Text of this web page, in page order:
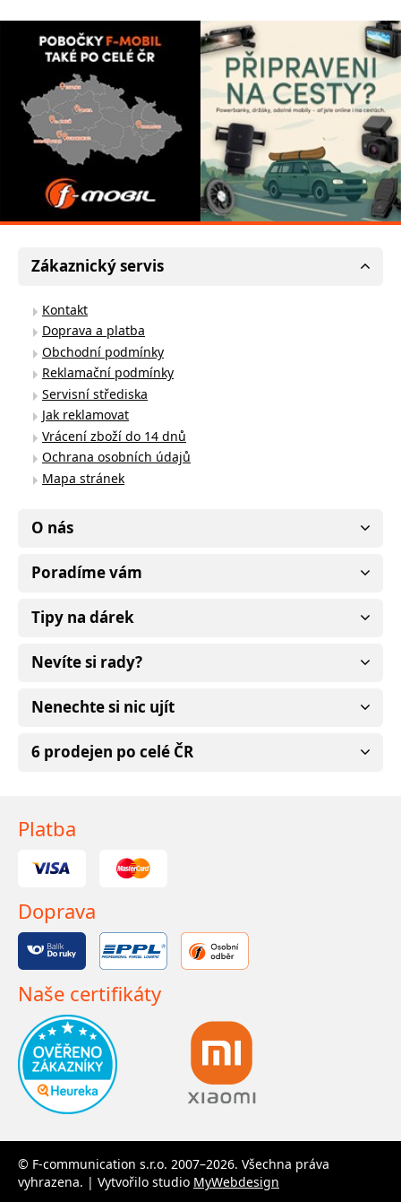
Zákaznický servis
Kontakt
Doprava a platba
Obchodní podmínky
Reklamační podmínky
Servisní střediska
Jak reklamovat
Vrácení zboží do 14 dnů
Ochrana osobních údajů
Mapa stránek
O nás
Poradíme vám
Tipy na dárek
Nevíte si rady?
Nenechte si nic ujít
6 prodejen po celé ČR
Platba
Doprava
Naše certifikáty
© F-communication s.r.o. 2007–2026. Všechna práva
vyhrazena. | Vytvořilo studio MyWebdesign